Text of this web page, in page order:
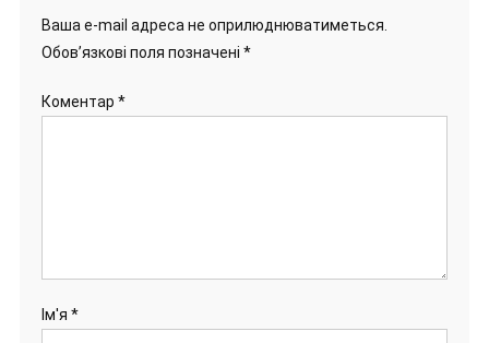
Ваша e-mail адреса не оприлюднюватиметься.
Обов’язкові поля позначені *
Коментар *
Ім'я *